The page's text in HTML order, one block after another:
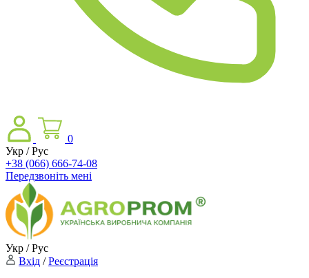
0
Укр / Рус
+38 (066) 666-74-08
Передзвоніть мені
Укр / Рус
Вхід / Реєстрація